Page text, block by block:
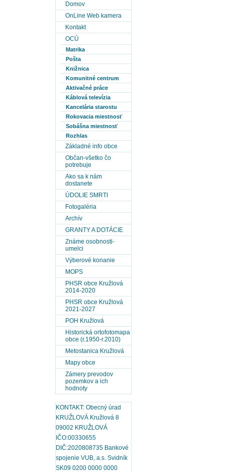
Domov
OnLine Web kamera
Kontakt
OCÚ
Matrika
Pošta
Knižnica
Komunitné centrum
Aktivačné práce
Káblová televízia
Kancelária starostu
Rokovacia miestnosť
Sobášna miestnosť
Rozhlas
Základné info obce
Občan-všetko čo
potrebuje
Ako sa k nám
dostanete
ÚDOLIE SMRTI
Fotogaléria
Archív
GRANTY A DOTÁCIE
Známe osobnosti-
umelci
Výberové konanie
MOPS
PHSR obce Kružlová
2014-2020
PHSR obce Kružlová
2021-2027
POH Kružlová
Historická ortofotomapa
obce (r.1950-r.2010)
Metostanica Kružlová
Mapy obce
Zámery prevodov
pozemkov a ich
hodnoty
KONTAKT: Obecný úrad
KRUŽLOVÁ Kružlová 8
09002 KRUŽLOVÁ
IČO:00330655
DIČ:2020808735 Bankové
spojenie VUB, a.s. Svidník
SK09 0200 0000 0000